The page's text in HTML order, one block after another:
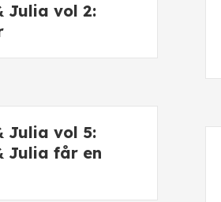
Julia vol 2:
Julia vol 5:
Julia får en